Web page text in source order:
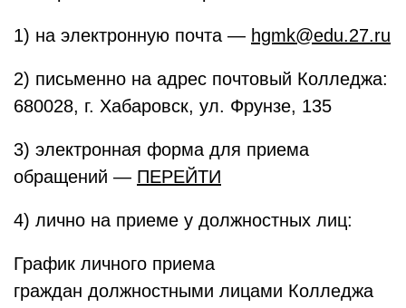
1) на электронную почта — hgmk@edu.27.ru
2) письменно на адрес почтовый Колледжа:
680028, г. Хабаровск, ул. Фрунзе, 135
3) электронная форма для приема
обращений — ПЕРЕЙТИ
4) лично на приеме у должностных лиц:
График личного приема
граждан должностными лицами Колледжа